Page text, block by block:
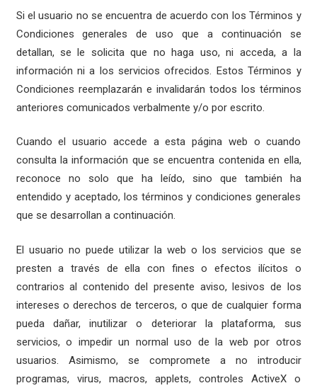
Si el usuario no se encuentra de acuerdo con los Términos y
Condiciones generales de uso que a continuación se
detallan, se le solicita que no haga uso, ni acceda, a la
información ni a los servicios ofrecidos. Estos Términos y
Condiciones reemplazarán e invalidarán todos los términos
anteriores comunicados verbalmente y/o por escrito.
Cuando el usuario accede a esta página web o cuando
consulta la información que se encuentra contenida en ella,
reconoce no solo que ha leído, sino que también ha
entendido y aceptado, los términos y condiciones generales
que se desarrollan a continuación.
El usuario no puede utilizar la web o los servicios que se
presten a través de ella con fines o efectos ilícitos o
contrarios al contenido del presente aviso, lesivos de los
intereses o derechos de terceros, o que de cualquier forma
pueda dañar, inutilizar o deteriorar la plataforma, sus
servicios, o impedir un normal uso de la web por otros
usuarios. Asimismo, se compromete a no introducir
programas, virus, macros, applets, controles ActiveX o